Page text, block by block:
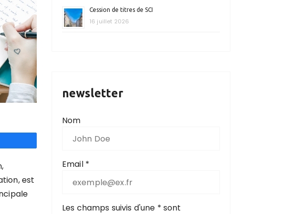
est
Cession de titres de SCI
16 juillet 2026
newsletter
Nom
Email *
Les champs suivis d'une * sont